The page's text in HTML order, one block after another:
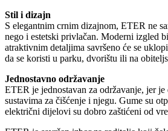
Stil i dizajn
S elegantnim crnim dizajnom, ETER ne
nego i estetski privlačan. Moderni izgled
atraktivnim detaljima savršeno će se
da se koristi u parku, dvorištu ili na
Jednostavno održavanje
ETER je jednostavan za održavanje, jer
sustavima za čišćenje i njegu. Gume su
električni dijelovi su dobro zaštićeni od